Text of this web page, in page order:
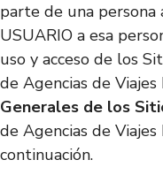
parte de una
USUARIO a esa
uso y acceso de los
de Agencias de Viajes
Generales de los
de Agencias de
continuación.